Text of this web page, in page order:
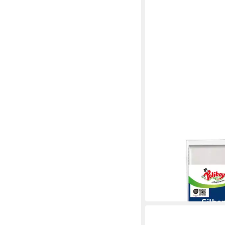
in 4-5 Werktagen bei dir